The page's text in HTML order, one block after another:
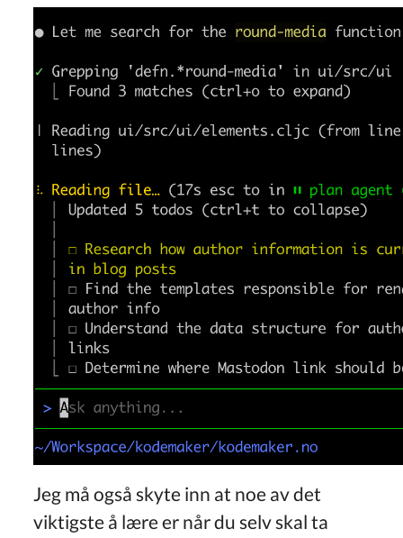
Jeg må også skyte inn at noe av det
viktigste å lære er når du selv skal ta